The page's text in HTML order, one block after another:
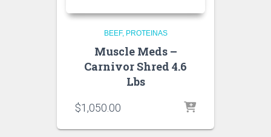
BEEF PROTEINAS
Muscle Meds –
Carnivor Shred 4.6
Lbs
$1,050.00